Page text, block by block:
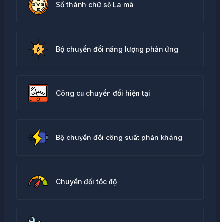
Số thành chữ số La mã
Bộ chuyển đổi năng lượng phản ứng
Công cụ chuyển đổi hiện tại
Bộ chuyển đổi công suất phản kháng
Chuyển đổi tốc độ